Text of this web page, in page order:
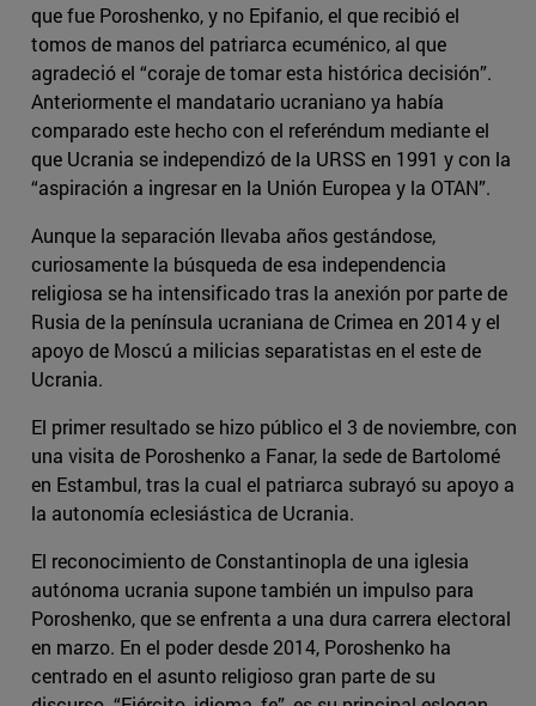
que fue Poroshenko, y no Epifanio, el que recibió el
tomos de manos del patriarca ecuménico, al que
agradeció el “coraje de tomar esta histórica decisión”.
Anteriormente el mandatario ucraniano ya había
comparado este hecho con el referéndum mediante el
que Ucrania se independizó de la URSS en 1991 y con la
“aspiración a ingresar en la Unión Europea y la OTAN”.
Aunque la separación llevaba años gestándose,
curiosamente la búsqueda de esa independencia
religiosa se ha intensificado tras la anexión por parte de
Rusia de la península ucraniana de Crimea en 2014 y el
apoyo de Moscú a milicias separatistas en el este de
Ucrania.
El primer resultado se hizo público el 3 de noviembre, con
una visita de Poroshenko a Fanar, la sede de Bartolomé
en Estambul, tras la cual el patriarca subrayó su apoyo a
la autonomía eclesiástica de Ucrania.
El reconocimiento de Constantinopla de una iglesia
autónoma ucrania supone también un impulso para
Poroshenko, que se enfrenta a una dura carrera electoral
en marzo. En el poder desde 2014, Poroshenko ha
centrado en el asunto religioso gran parte de su